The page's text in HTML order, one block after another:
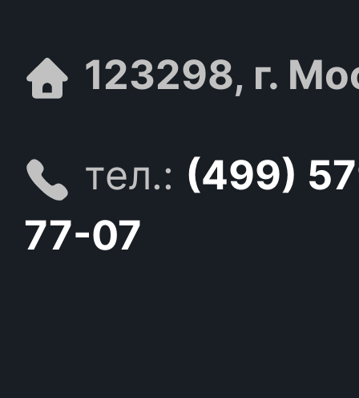
123298, г.
тел.: (499)
77-07